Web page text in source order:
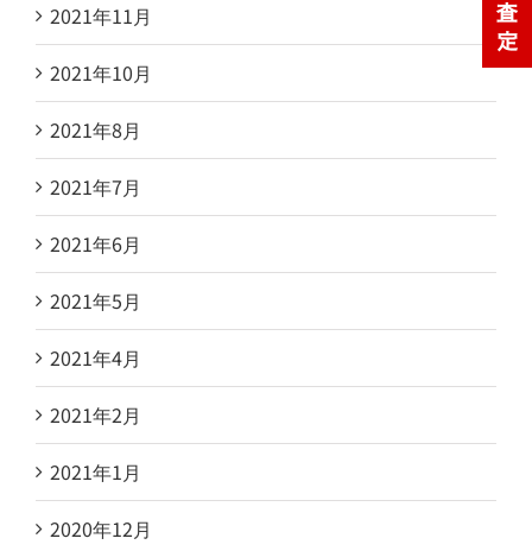
2021年11月
2021年10月
2021年8月
2021年7月
2021年6月
2021年5月
2021年4月
2021年2月
2021年1月
2020年12月